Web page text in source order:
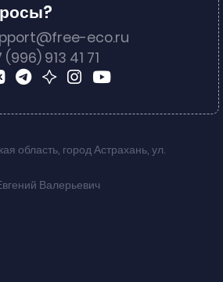
eco.ru
(996) 913 41 71
область, город Астрахань, ул.
Валерьевич